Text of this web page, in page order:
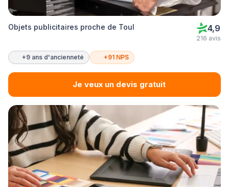
Objets publicitaires proche de Toul 4,9
216 avis
+9 ans d'ancienneté +91 NPS
Je veux un devis gratuit